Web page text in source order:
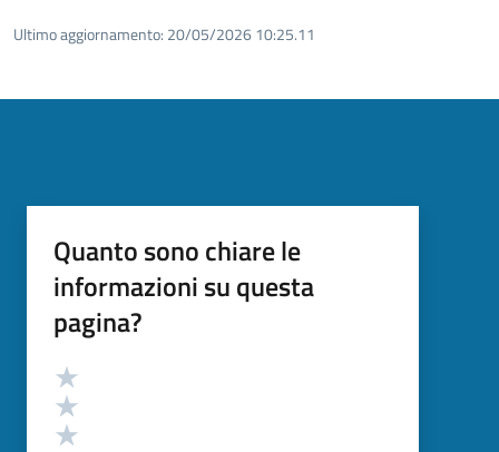
Ultimo aggiornamento: 20/05/2026 10:25.11
Quanto sono chiare le
informazioni su questa
pagina?
Valutazione